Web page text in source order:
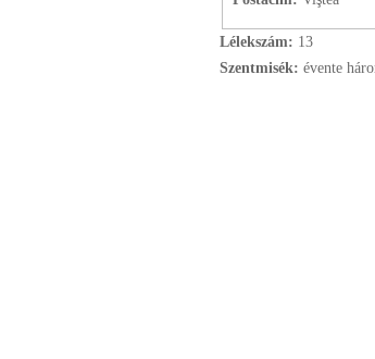
Lélekszám: 13
Szentmisék: évente